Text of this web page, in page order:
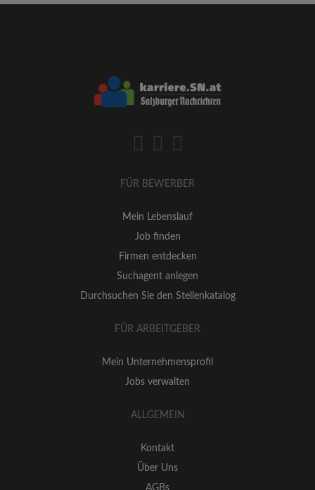
FÜR BEWERBER
Mein Lebenslauf
Job finden
Firmen entdecken
Suchagent anlegen
Durchsuchen Sie den Stellenkatalog
FÜR ARBEITGEBER
Mein Unternehmensprofil
Jobs verwalten
ALLGEMEIN
Kontakt
Über Uns
AGBs